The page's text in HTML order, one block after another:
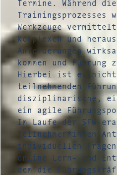
Trainingsprozesses
Werkzeuge
komplexen und
Anforderungen
kommen und Führung
Hierbei ist es
teilnehmenden
disziplinarische,
ein agile
Im Laufe der SFW
Teilnehmer*innen
individuellen
online Lern- und
dem die